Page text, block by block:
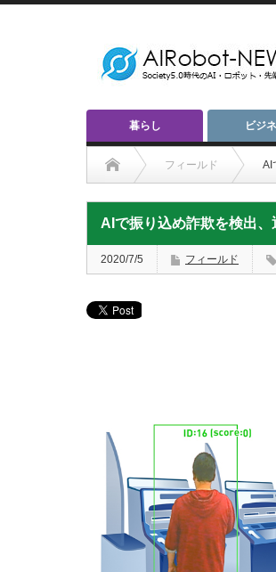
暮らし ビジ
フィールド AI
AIで振り込め詐欺を検出
2020/7/5 フィールド